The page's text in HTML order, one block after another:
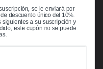
se le enviará por
descuento único del 10%.
a su suscripción y
este cupón no se puede